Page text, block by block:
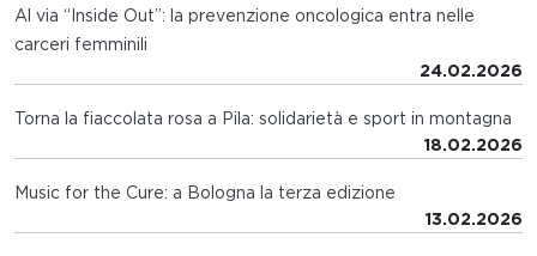
Al via “Inside Out”: la prevenzione oncologica entra nelle
carceri femminili
24.02.2026
Torna la fiaccolata rosa a Pila: solidarietà e sport in montagna
18.02.2026
Music for the Cure: a Bologna la terza edizione
13.02.2026